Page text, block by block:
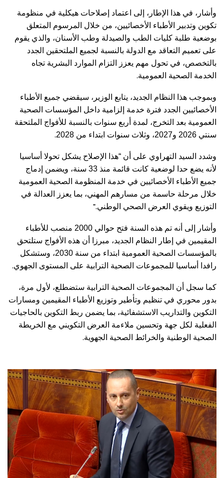
وأشار، في هذا الإطار، إلى اعتماد إصلاحات هيكلية في منظومة
تكوين وتدبير الأطباء الأخصائيين، من خلال المرسوم المتعلق
بوضعية طلبة كليات الطب والصيدلة وطب الأسنان، والذي يقوم
على تعميم التعاقد مع الدولة بالنسبة لجميع الملتحقين الجدد
بالتخصص، في تحول مهم يعزز التزام الموارد البشرية تجاه
الخدمة الصحية العمومية.
وبموجب هذا النظام الجديد، يتابع الوزير، سيقضي جميع الأطباء
الأخصائيين الجدد فترة خدمة إلزامية داخل المؤسسات الصحية
العمومية بعد التخرج، لمدة أربع سنوات بالنسبة للأفواج الملتحقة
سنتي 2026 و2027، وثلاث سنوات ابتداء من 2028
.
وشدد السيد التهراوي على أن “هذا الإصلاح يشكل تحولا أساسيا
لأنه يضع حدا لوضعية كانت قائمة منذ 33 سنة، ويضمن إدماج
جميع الأطباء الأخصائيين في خدمة المنظومة الصحية العمومية
خلال مرحلة حاسمة من مسارهم المهني، بما يعزز العدالة في
التوزيع ويقوي العرض الصحي الوطني”.
وأشار إلى أنه تم هذه السنة فتح حوالي 2000 منصب للأطباء
المقيمين في إطار النظام الجديد، مبرزا أن هذه الأفواج ستلتحق
بالمؤسسات الصحية العمومية ابتداء من سنة 2030، وستشكل
رافدا أساسيا للمجموعات الصحية الترابية على المستوى الجهوي.
كما سجل أن المجموعات الصحية الترابية ستضطلع، لأول مرة،
بدور محوري في تنظيم وتأطير وتوزيع الأطباء المقيمين ومسارات
التكوين والتداريب الاستشفائية، بما يضمن ربط التكوين بالحاجيات
الفعلية لكل جهة وتحسين ملاءمة العرض التكويني مع الخريطة
الصحية الوطنية والخرائط الصحية الجهوية.